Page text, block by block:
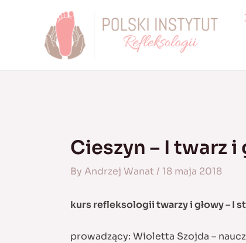
Cieszyn – I twarz i
By Andrzej Wanat / 18 maja 2018
kurs refleksologii twarzy i głowy – I
prowadzący: Wioletta Szojda –